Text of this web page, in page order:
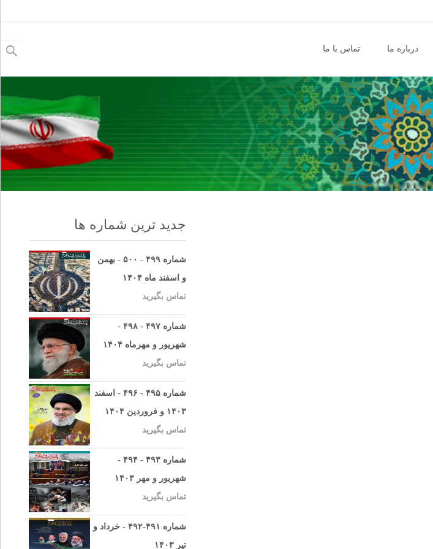
درباره ما تماس با ما
برای:
جدید ترین شماره ها
شماره ۴۹۹ - ۵۰۰ - بهمن
و اسفند ماه ۱۴۰۴
تماس بگیرید
شماره ۴۹۷ - ۴۹۸ -
شهریور و مهرماه ۱۴۰۴
تماس بگیرید
شماره ۴۹۵ - ۴۹۶ - اسفند
۱۴۰۳ و فروردین ۱۴۰۴
تماس بگیرید
شماره ۴۹۳ - ۴۹۴ -
شهریور و مهر ۱۴۰۳
تماس بگیرید
شماره ۴۹۱-۴۹۲ - خرداد و
تیر ۱۴۰۳